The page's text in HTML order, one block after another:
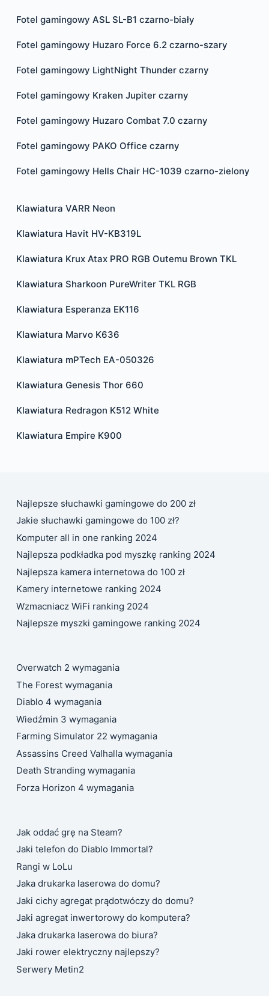
Fotel gamingowy ASL SL-B1 czarno-biały
Fotel gamingowy Huzaro Force 6.2 czarno-szary
Fotel gamingowy LightNight Thunder czarny
Fotel gamingowy Kraken Jupiter czarny
Fotel gamingowy Huzaro Combat 7.0 czarny
Fotel gamingowy PAKO Office czarny
Fotel gamingowy Hells Chair HC-1039 czarno-zielony
Klawiatura VARR Neon
Klawiatura Havit HV-KB319L
Klawiatura Krux Atax PRO RGB Outemu Brown TKL
Klawiatura Sharkoon PureWriter TKL RGB
Klawiatura Esperanza EK116
Klawiatura Marvo K636
Klawiatura mPTech EA-050326
Klawiatura Genesis Thor 660
Klawiatura Redragon K512 White
Klawiatura Empire K900
Najlepsze słuchawki gamingowe do 200 zł
Jakie słuchawki gamingowe do 100 zł?
Komputer all in one ranking 2024
Najlepsza podkładka pod myszkę ranking 2024
Najlepsza kamera internetowa do 100 zł
Kamery internetowe ranking 2024
Wzmacniacz WiFi ranking 2024
Najlepsze myszki gamingowe ranking 2024
Overwatch 2 wymagania
The Forest wymagania
Diablo 4 wymagania
Wiedźmin 3 wymagania
Farming Simulator 22 wymagania
Assassins Creed Valhalla wymagania
Death Stranding wymagania
Forza Horizon 4 wymagania
Jak oddać grę na Steam?
Jaki telefon do Diablo Immortal?
Rangi w LoLu
Jaka drukarka laserowa do domu?
Jaki cichy agregat prądotwóczy do domu?
Jaki agregat inwertorowy do komputera?
Jaka drukarka laserowa do biura?
Jaki rower elektryczny najlepszy?
Serwery Metin2